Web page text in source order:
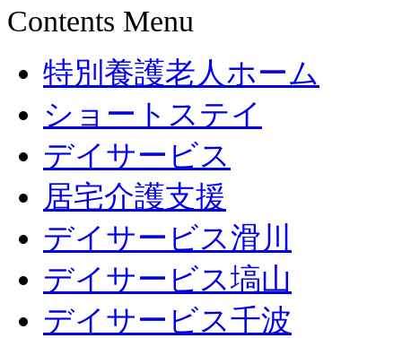
Contents Menu
特別養護老人ホーム
ショートステイ
デイサービス
居宅介護支援
デイサービス滑川
デイサービス塙山
デイサービス千波